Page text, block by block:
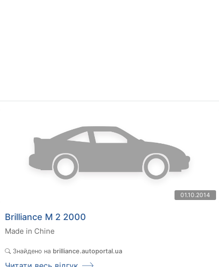
01.10.2014
Brilliance M 2 2000
Made in Chine
Знайдено на brilliance.autoportal.ua